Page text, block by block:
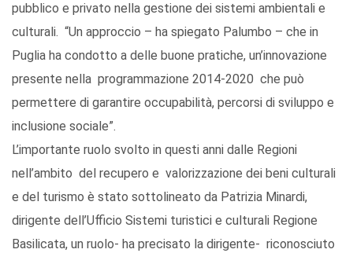
pubblico e privato nella gestione dei sistemi ambientali e
culturali. “Un approccio – ha spiegato Palumbo – che in
Puglia ha condotto a delle buone pratiche, un’innovazione
presente nella programmazione 2014-2020 che può
permettere di garantire occupabilità, percorsi di sviluppo e
inclusione sociale”.
L’importante ruolo svolto in questi anni dalle Regioni
nell’ambito del recupero e valorizzazione dei beni culturali
e del turismo è stato sottolineato da Patrizia Minardi,
dirigente dell’Ufficio Sistemi turistici e culturali Regione
Basilicata, un ruolo- ha precisato la dirigente- riconosciuto